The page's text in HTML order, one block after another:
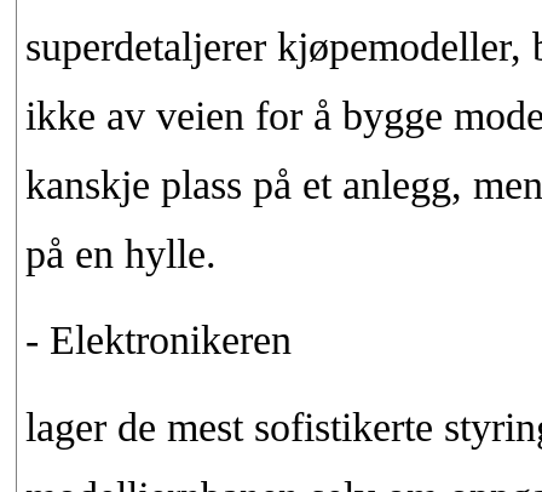
superdetaljerer
ikke av veien for å bygge
kanskje plass på et anlegg,
på en hylle.
- Elektronikeren
lager de mest sofistikerte